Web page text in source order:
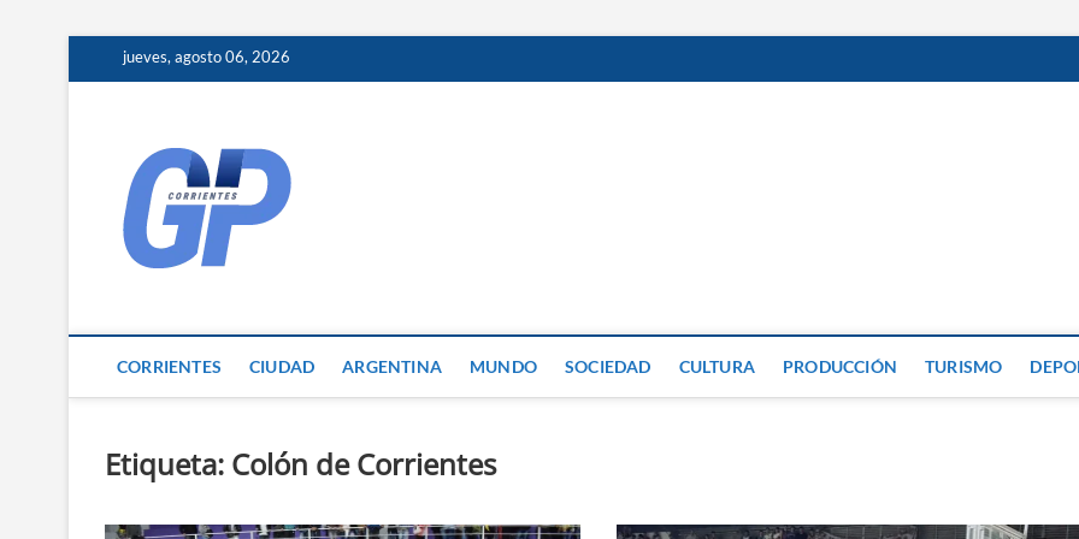
jueves, agosto 06, 2026
CORRIENTES CIUDAD ARGENTINA MUNDO SOCIEDAD CULTURA PRODUCCIÓN TURISMO
Etiqueta: Colón de Corrientes